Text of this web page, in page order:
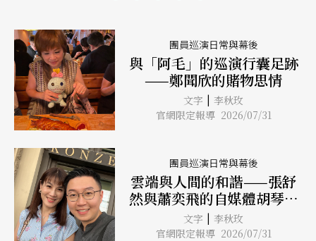
團員巡演日常與幕後
與「阿毛」的巡演行囊足跡
——鄭聞欣的賭物思情
文字 | 李秋玫
官網限定報導 2026/07/31
團員巡演日常與幕後
雲端與人間的和諧——張舒
然與蕭奕飛的自媒體胡琴實
驗
文字 | 李秋玫
官網限定報導 2026/07/31